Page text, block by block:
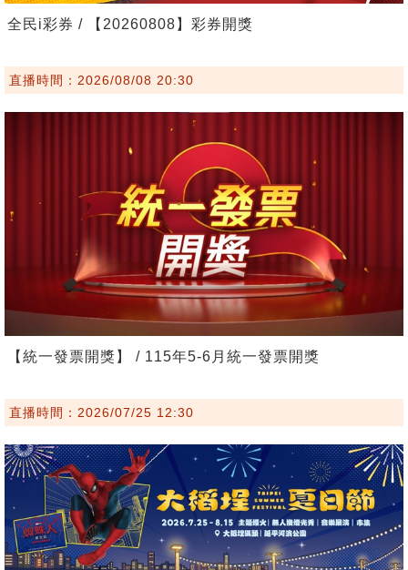
全民i彩券 / 【20260808】彩券開獎
直播時間：2026/08/08 20:30
【統一發票開獎】 / 115年5-6月統一發票開獎
直播時間：2026/07/25 12:30